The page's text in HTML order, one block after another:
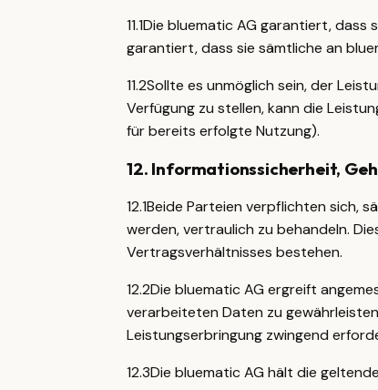
11.1Die bluematic AG garantiert, dass
garantiert, dass sie sämtliche an
11.2Sollte es unmöglich sein, der
Verfügung zu stellen, kann die
für bereits erfolgte Nutzung).
12. Informationssicherheit,
12.1Beide Parteien verpflichten sich,
werden, vertraulich zu behandeln.
Vertragsverhältnisses bestehen.
12.2Die bluematic AG ergreift
verarbeiteten Daten zu
Leistungserbringung zwingend
12.3Die bluematic AG hält die